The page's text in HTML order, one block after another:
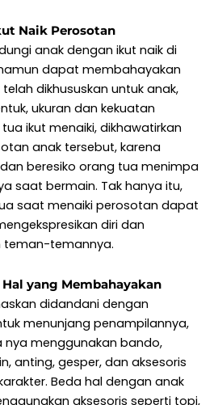
Naik Perosotan
anak dengan ikut naik di
dapat membahayakan
dikhususkan untuk anak,
ukuran dan kekuatan
ikut menaiki, dikhawatirkan
anak tersebut, karena
beresiko orang tua menimpa
saat bermain. Tak hanya itu,
saat menaiki perosotan dapat
diri dan
teman-temannya.
yang Membahayakan
didandani dengan
menunjang penampilannya,
menggunakan bando,
anting, gesper, dan aksesoris
Beda hal dengan anak
aksesoris seperti topi,